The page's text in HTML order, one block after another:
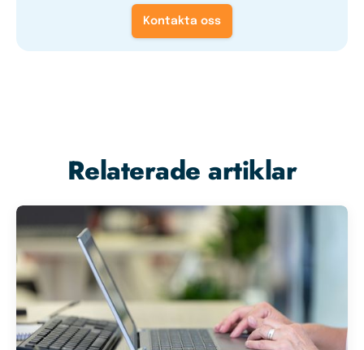
Kontakta oss
Relaterade artiklar